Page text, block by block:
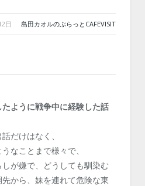
日 島田カオルのぶらっとCAFEVISIT
ように戦争中に経験した話
だけはなく、
なことまで様々で、
が嫌で、どうしても馴染む
から、妹を連れて危険な東